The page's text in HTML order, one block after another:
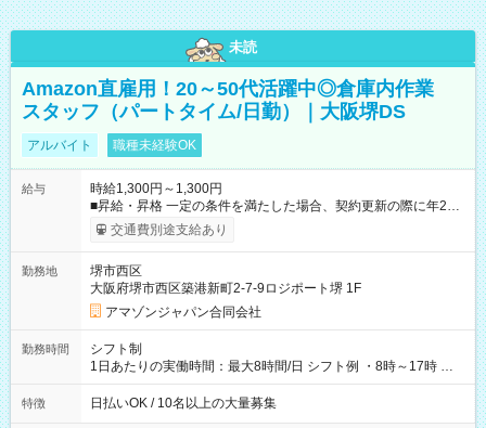
未読
Amazon直雇用！20～50代活躍中◎倉庫内作業
スタッフ（パートタイム/日勤）｜大阪堺DS
アルバイト 職種未経験OK
給与
時給1,300円～1,300円
■昇給・昇格 一定の条件を満たした場合、契約更新の際に年2回
まで昇給の機会があります。 ■正社員登用制度あり ※月末締/翌
月25日支払い ※時間外手当、別途支給 ※深夜割増賃金 (22:00～
☆Amazon直雇用で安定して働けます！ 【試用期間】試用期間
あり 試用期間の長さ：1週間 雇用形態、給与は本採用時と同じ
です。
交通費別途支給あり
勤務地
堺市西区
大阪府堺市西区築港新町2-7-9ロジポート堺 1F
アマゾンジャパン合同会社
勤務時間
シフト制
1日あたりの実働時間：最大8時間/日 シフト例 ・8時～17時 ・
12時～21時
特徴 日払いOK / 10名以上の大量募集